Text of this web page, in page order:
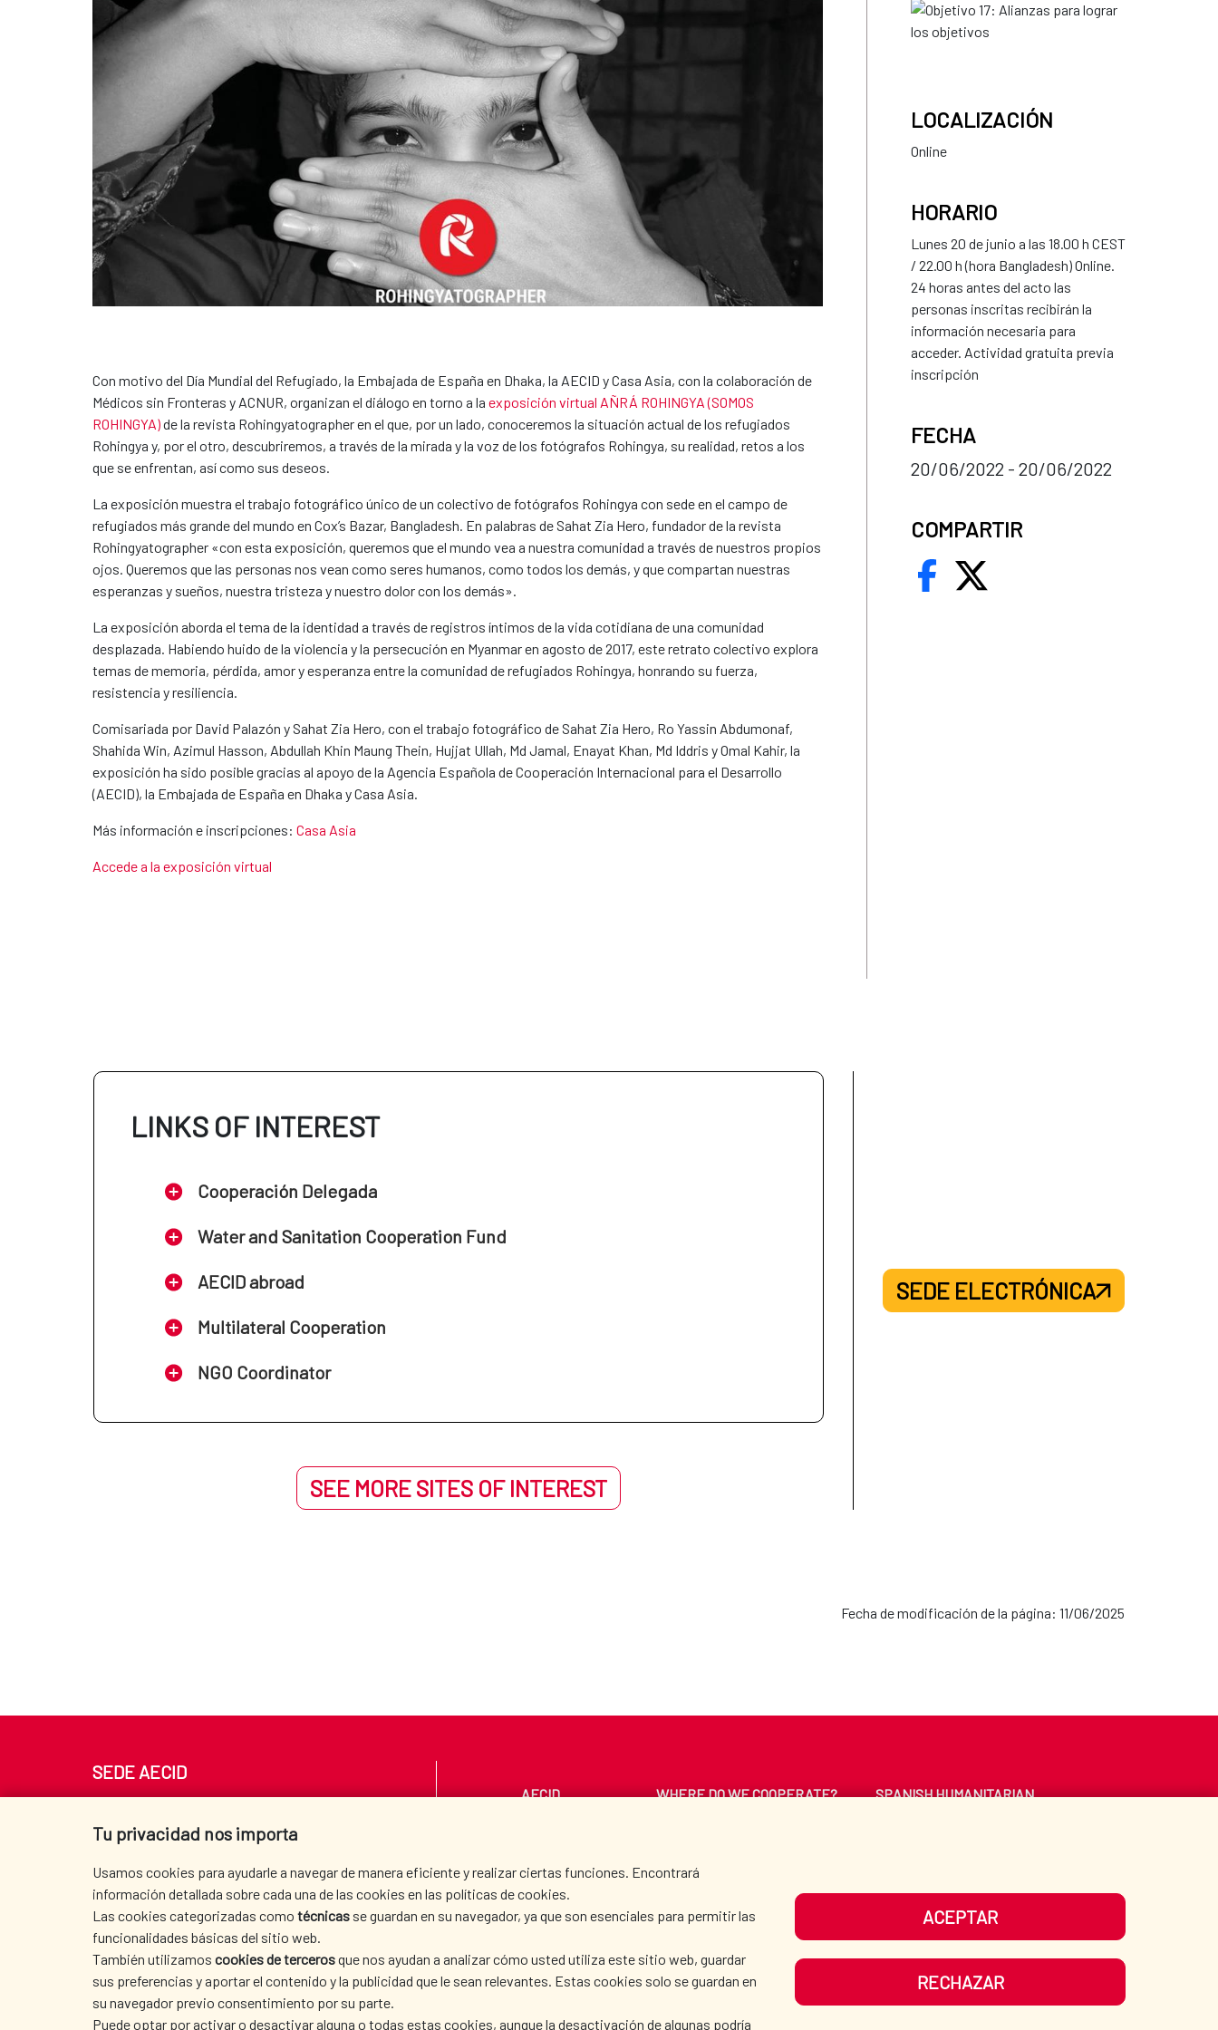
Con motivo del Día Mundial del Refugiado, la Embajada de España en Dhaka, la AECID y Casa Asia, con la colaboración de
Médicos sin Fronteras y ACNUR, organizan el diálogo en torno a la exposición virtual AÑRÁ ROHINGYA (SOMOS
ROHINGYA)de la revista Rohingyatographer en el que, por un lado, conoceremos la situación actual de los refugiados
Rohingya y, por el otro, descubriremos, a través de la mirada y la voz de los fotógrafos Rohingya, su realidad, retos a los
que se enfrentan, así como sus deseos.
La exposición muestra el trabajo fotográfico único de un colectivo de fotógrafos Rohingya con sede en el campo de
refugiados más grande del mundo en Cox’s Bazar, Bangladesh. En palabras de Sahat Zia Hero, fundador de la revista
Rohingyatographer «con esta exposición, queremos que el mundo vea a nuestra comunidad a través de nuestros propios
ojos. Queremos que las personas nos vean como seres humanos, como todos los demás, y que compartan nuestras
esperanzas y sueños, nuestra tristeza y nuestro dolor con los demás».
La exposición aborda el tema de la identidad a través de registros íntimos de la vida cotidiana de una comunidad
desplazada. Habiendo huido de la violencia y la persecución en Myanmar en agosto de 2017, este retrato colectivo explora
temas de memoria, pérdida, amor y esperanza entre la comunidad de refugiados Rohingya, honrando su fuerza,
resistencia y resiliencia.
Comisariada por David Palazón y Sahat Zia Hero, con el trabajo fotográfico de Sahat Zia Hero, Ro Yassin Abdumonaf,
Shahida Win, Azimul Hasson, Abdullah Khin Maung Thein, Hujjat Ullah, Md Jamal, Enayat Khan, Md Iddris y Omal Kahir, la
exposición ha sido posible gracias al apoyo de la Agencia Española de Cooperación Internacional para el Desarrollo
(AECID), la Embajada de España en Dhaka y Casa Asia.
Más información e inscripciones: Casa Asia
Accede a la exposición virtual
LOCALIZACIÓN
Online
HORARIO
Lunes 20 de junio a las 18.00 h CEST
/ 22.00 h (hora Bangladesh) Online.
24 horas antes del acto las
personas inscritas recibirán la
información necesaria para
acceder. Actividad gratuita previa
inscripción
FECHA
20/06/2022 - 20/06/2022
COMPARTIR
LINKS OF INTEREST
Cooperación Delegada
Water and Sanitation Cooperation Fund
AECID abroad
Multilateral Cooperation
NGO Coordinator
SEE MORE SITES OF INTEREST
SEDE ELECTRÓNICA
Fecha de modificación de la página: 11/06/2025
Tu privacidad nos importa
Usamos cookies para ayudarle a navegar de manera eficiente y realizar ciertas funciones. Encontrará
información detallada sobre cada una de las cookies en las políticas de cookies.
Las cookies categorizadas como técnicas se guardan en su navegador, ya que son esenciales para permitir las
funcionalidades básicas del sitio web.
También utilizamos cookies de tercerosque nos ayudan a analizar cómo usted utiliza este sitio web, guardar
sus preferencias y aportar el contenido y la publicidad que le sean relevantes. Estas cookies solo se guardan en
su navegador previo consentimiento por su parte.
Puede optar por activar o desactivar alguna o todas estas cookies, aunque la desactivación de algunas podría
ACEPTAR
RECHAZAR
SEDE AECID
Tel. +34 900 20 30 54​​​​​​​
AECID WHERE DO WE COOPERATE?
SPANISH HUMANITARIAN
PRESS ROOM CULTURE AND SCIENCE
OUR SOCIAL MEDIA